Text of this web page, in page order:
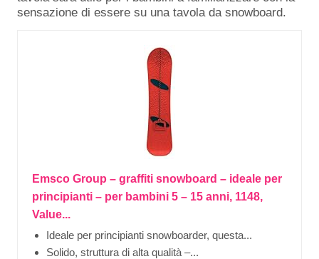
sensazione di essere su una tavola da snowboard.
Emsco Group – graffiti snowboard – ideale per
principianti – per bambini 5 – 15 anni, 1148,
Value...
Ideale per principianti snowboarder, questa...
Solido, struttura di alta qualità –...